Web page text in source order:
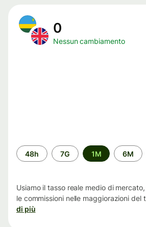
0
Nessun cambiamento
Periodo
di
48h 7G 1M 6M
Usiamo il tasso reale medio di
le commissioni nelle maggiorazioni del
di più